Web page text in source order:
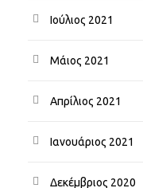
Ιούλιος 2021
Μάιος 2021
Απρίλιος 2021
Ιανουάριος 2021
Δεκέμβριος 2020